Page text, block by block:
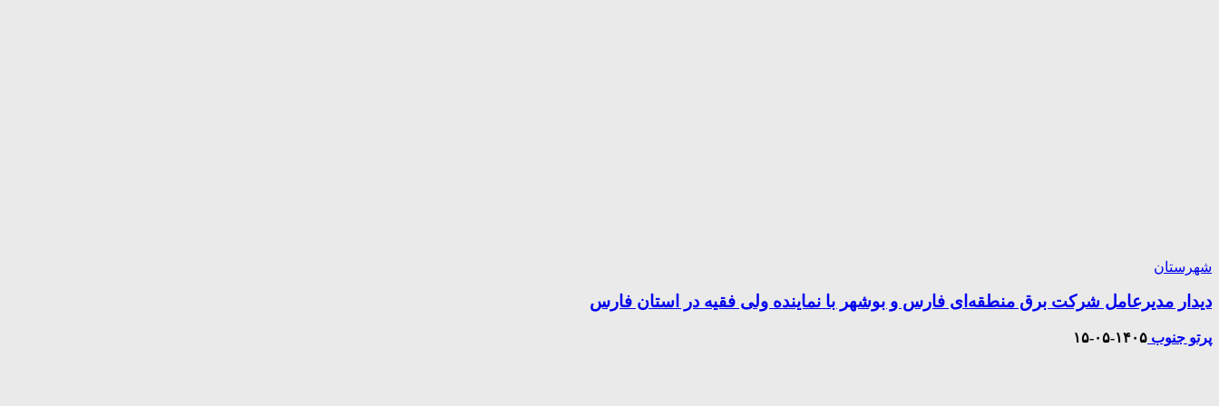
شهرستان
دیدار مدیرعامل شرکت برق منطقه‌ای فارس و بوشهر با نماینده ولی فقیه در استان فارس
پرتو جنوب ۱۴۰۵-۰۵-۱۵